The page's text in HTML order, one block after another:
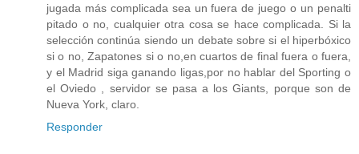
jugada más complicada sea un fuera de juego o un penalti
pitado o no, cualquier otra cosa se hace complicada. Si la
selección continúa siendo un debate sobre si el hiperbóxico
si o no, Zapatones si o no,en cuartos de final fuera o fuera,
y el Madrid siga ganando ligas,por no hablar del Sporting o
el Oviedo , servidor se pasa a los Giants, porque son de
Nueva York, claro.
Responder